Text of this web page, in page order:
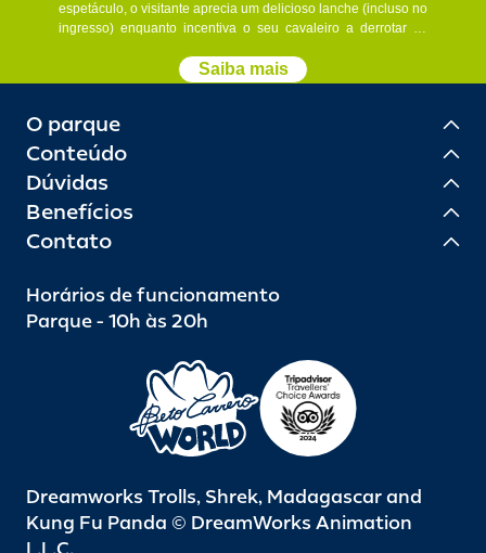
espetáculo, o visitante aprecia um delicioso lanche (incluso no
ingresso) enquanto incentiva o seu cavaleiro a derrotar os
cartões de débito e Pix.
Saiba mais
O parque
Conteúdo
Dúvidas
Benefícios
Contato
Horários de funcionamento
Parque - 10h às 20h
Dreamworks Trolls, Shrek, Madagascar and
Kung Fu Panda © DreamWorks Animation